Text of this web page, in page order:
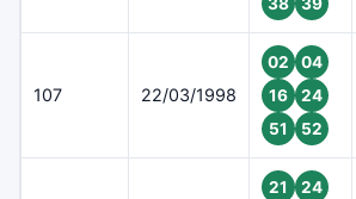
107 22/03/1998
02
04
16
24
51
52
21
24